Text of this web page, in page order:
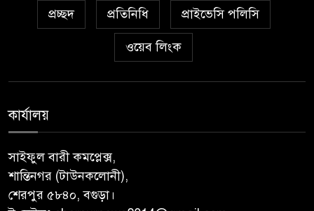
প্রচ্ছদ প্রতিনিধি প্রাইভেসি পলিসি
ওয়েব লিংক
কার্যালয়
সাইফুল বারী কমপ্লেক্স,
শান্তিনগর (টাউনকলোনী),
শেরপুর ৫৮৪০, বগুড়া।